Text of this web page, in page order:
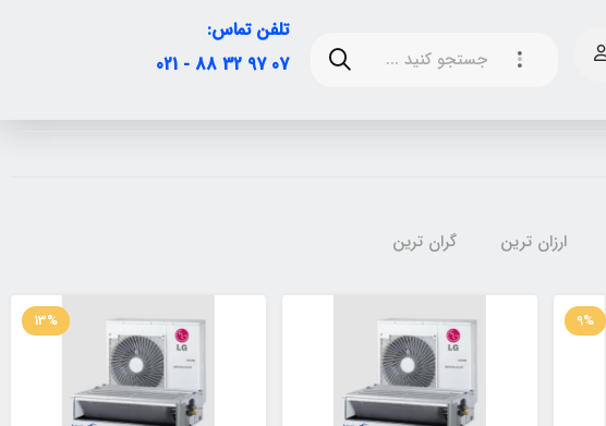
تلفن تماس:
07 97 32 88 - 021
ارزان ترین گران ترین
9%
13%